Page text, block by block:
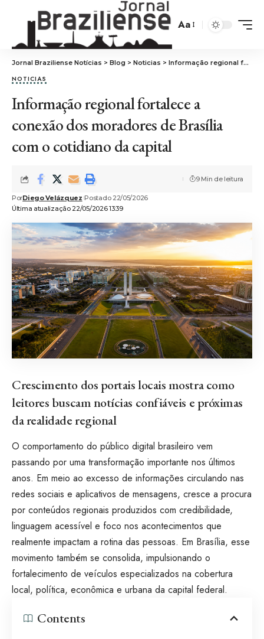
Aa
Jornal Braziliense Notícias > Blog > Noticias > Informação regional fortalece a conexão dos moradores de Brasília com o cotidiano da capital
NOTICIAS
Informação regional fortalece a
conexão dos moradores de Brasília
com o cotidiano da capital
Última atualização 22/05/2026 13:39
PorDiego Velázquez Postado 22/05/2026
9 Min de leitura
Crescimento dos portais locais mostra como
leitores buscam notícias confiáveis e próximas
da realidade regional
O comportamento do público digital brasileiro vem
passando por uma transformação importante nos últimos
anos. Em meio ao excesso de informações circulando nas
redes sociais e aplicativos de mensagens, cresce a procura
por conteúdos regionais produzidos com credibilidade,
linguagem acessível e foco nos acontecimentos que
realmente impactam a rotina das pessoas. Em Brasília, esse
movimento também se consolida, impulsionando o
fortalecimento de veículos especializados na cobertura
local, política, econômica e urbana da capital federal.
Contents